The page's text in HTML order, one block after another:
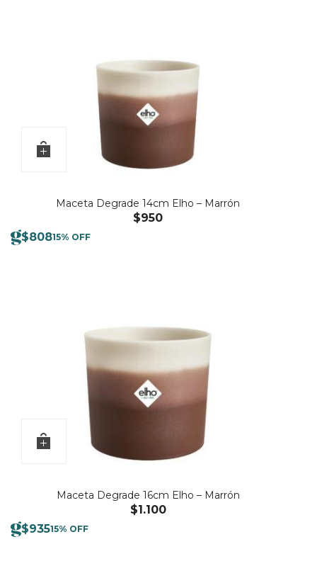
Maceta Degrade 14cm Elho – Marrón
$950
$80815% OFF
Maceta Degrade 16cm Elho – Marrón
$1.100
$93515% OFF